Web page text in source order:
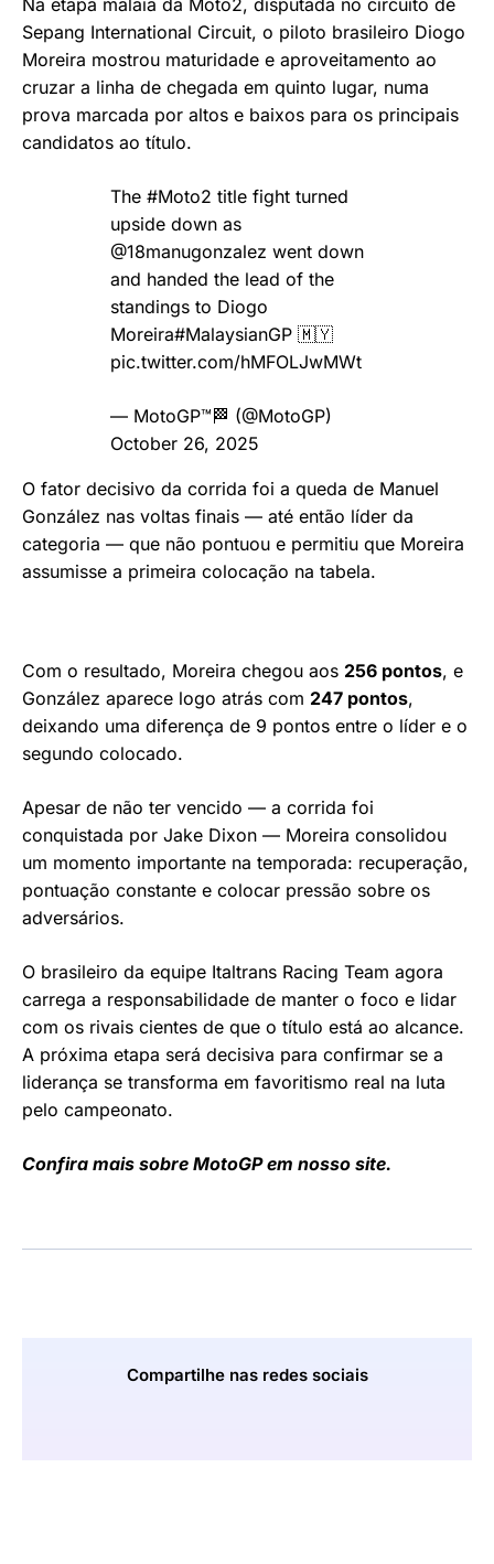
Na etapa malaia da Moto2, disputada no circuito de
Sepang International Circuit, o piloto brasileiro Diogo
Moreira mostrou maturidade e aproveitamento ao
cruzar a linha de chegada em quinto lugar, numa
prova marcada por altos e baixos para os principais
candidatos ao título.
The #Moto2 title fight turned
upside down as
@18manugonzalez went down
and handed the lead of the
standings to Diogo
Moreira#MalaysianGP 🇲🇾
pic.twitter.com/hMFOLJwMWt
— MotoGP™🏁 (@MotoGP)
October 26, 2025
O fator decisivo da corrida foi a queda de Manuel
González nas voltas finais — até então líder da
categoria — que não pontuou e permitiu que Moreira
assumisse a primeira colocação na tabela.
Com o resultado, Moreira chegou aos 256 pontos, e
González aparece logo atrás com 247 pontos,
deixando uma diferença de 9 pontos entre o líder e o
segundo colocado.
Apesar de não ter vencido — a corrida foi
conquistada por Jake Dixon — Moreira consolidou
um momento importante na temporada: recuperação,
pontuação constante e colocar pressão sobre os
adversários.
O brasileiro da equipe Italtrans Racing Team agora
carrega a responsabilidade de manter o foco e lidar
com os rivais cientes de que o título está ao alcance.
A próxima etapa será decisiva para confirmar se a
liderança se transforma em favoritismo real na luta
pelo campeonato.
Confira mais sobre MotoGP em nosso site.
Compartilhe nas redes sociais